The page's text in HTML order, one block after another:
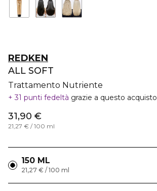
REDKEN
ALL SOFT
Trattamento Nutriente
31 punti fedeltà grazie a questo acquisto
31,90 €
21,27 € / 100 ml
150 ML
21,27 € / 100 ml